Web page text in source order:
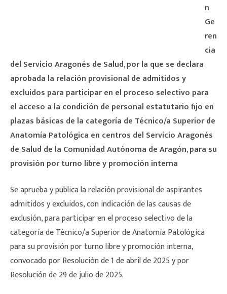
n
Ge
ren
cia
del Servicio Aragonés de Salud, por la que se declara
aprobada la relación provisional de admitidos y
excluidos para participar en el proceso selectivo para
el acceso a la condición de personal estatutario fijo en
plazas básicas de la categoría de Técnico/a Superior de
Anatomía Patológica en centros del Servicio Aragonés
de Salud de la Comunidad Autónoma de Aragón, para su
provisión por turno libre y promoción interna
Se aprueba y publica la relación provisional de aspirantes
admitidos y excluidos, con indicación de las causas de
exclusión, para participar en el proceso selectivo de la
categoría de Técnico/a Superior de Anatomía Patológica
para su provisión por turno libre y promoción interna,
convocado por Resolución de 1 de abril de 2025 y por
Resolución de 29 de julio de 2025.